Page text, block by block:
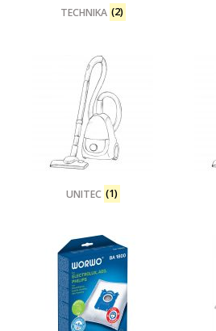
TECHNIKA (2)
UNITEC (1)